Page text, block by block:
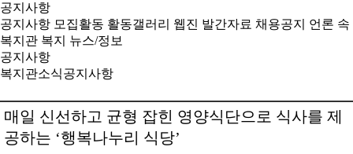
공지사항
공지사항 모집활동 활동갤러리 웹진 발간자료 채용공지
언론 속
복지관 복지 뉴스/정보
공지사항
복지관소식공지사항
매일 신선하고 균형 잡힌 영양식단으로 식사를 제
공하는 ‘행복나누리 식당’